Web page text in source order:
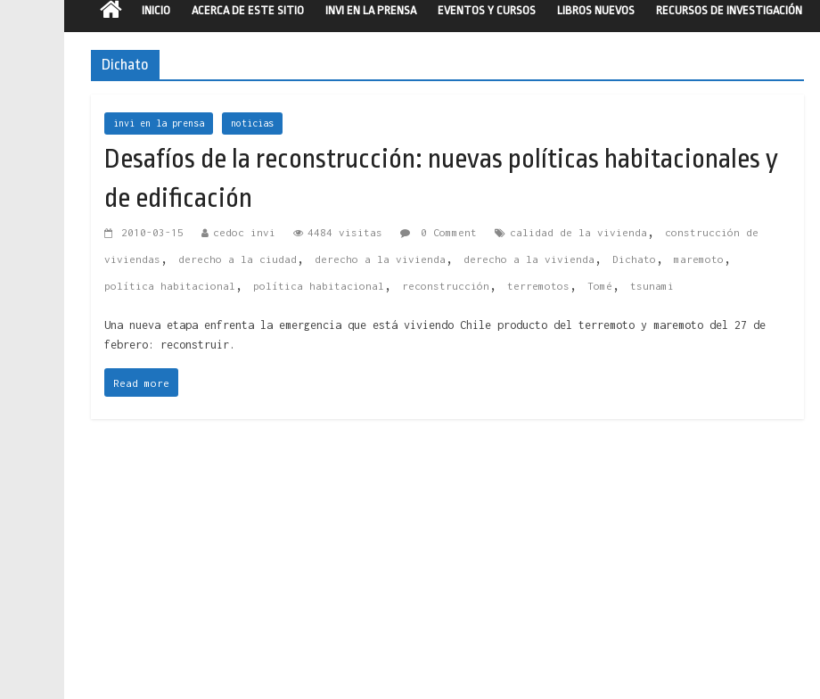
INICIO ACERCA DE ESTE SITIO INVI EN LA PRENSA EVENTOS Y CURSOS LIBROS NUEVOS RECURSOS DE INVESTIGACIÓN
Dichato
invi en la prensa noticias
Desafíos de la reconstrucción: nuevas políticas habitacionales y
de edificación
2010-03-15 cedoc invi 4484 visitas 0 Comment calidad de la vivienda , construcción de
viviendas , derecho a la ciudad , derecho a la vivienda , derecho a la vivienda , Dichato , maremoto ,
política habitacional , política habitacional , reconstrucción , terremotos , Tomé , tsunami
Una nueva etapa enfrenta la emergencia que está viviendo Chile producto del terremoto y maremoto del 27 de
febrero: reconstruir.
Read more